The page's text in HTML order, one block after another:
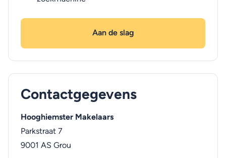
Aan de slag
Contactgegevens
Hooghiemster Makelaars
Parkstraat 7
9001 AS Grou